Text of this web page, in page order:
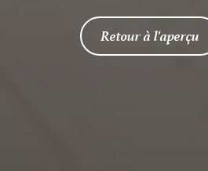
Retour à l'aperçu